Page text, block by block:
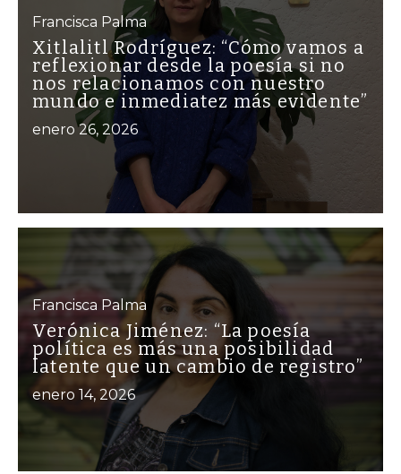
Francisca Palma
Xitlalitl Rodríguez: “Cómo vamos a
reflexionar desde la poesía si no
nos relacionamos con nuestro
mundo e inmediatez más evidente”
enero 26, 2026
Francisca Palma
Verónica Jiménez: “La poesía
política es más una posibilidad
latente que un cambio de registro”
enero 14, 2026